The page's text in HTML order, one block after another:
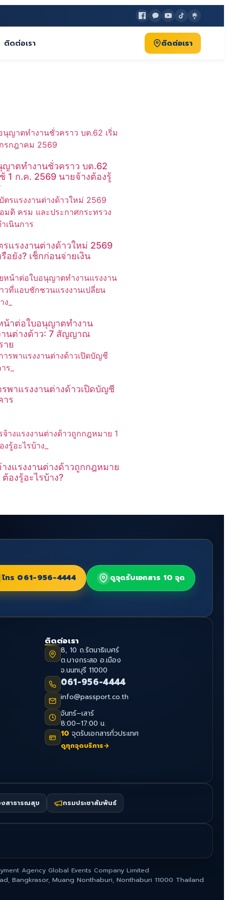
ติดต่อเรา ติดต่อเรา
ญาตทำงานชั่วคราว บต.62
ช้ 1 ก.ค. 2569 นายจ้างต้องรู้
รแรงงานต่างด้าวใหม่ 2569
อยัง? เช็กก่อนจ่ายเงิน
น้าต่อใบอนุญาตทำงาน
านต่างด้าว: 7 สัญญาณ
าย
รพาแรงงานต่างด้าวเปิดบัญชี
าร
างแรงงานต่างด้าวถูกกฎหมาย
องรู้อะไรบ้าง?
โทร 061-956-4444 ดูจุดรับเอกสาร 10 จุด
ติดต่อเรา
8, 10 ถ.รัตนาธิเบศร์
ต.บางกระสอ อ.เมือง
จ.นนทบุรี 11000
061-956-4444
info@passport.co.th
จันทร์–เสาร์
8:00–17:00 น.
10 จุดรับเอกสารทั่วประเทศ
ดูทุกจุดบริการ→
งสาธารณสุข กรมประชาสัมพันธ์
Agency Global Events Company Limited
Bangkrasor, Muang Nonthaburi, Nonthaburi 11000 Thailand